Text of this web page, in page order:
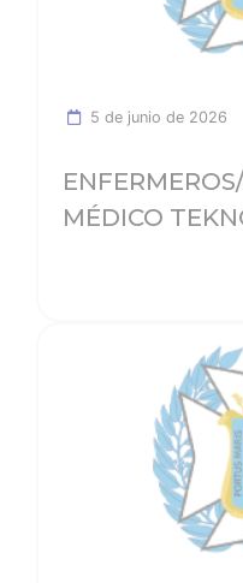
5 de junio de 2026
MÉDICO